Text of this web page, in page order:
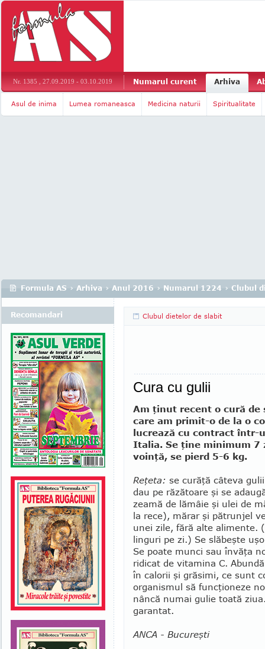
Nr. 1385 , 27.09.2019 - 03.10.2019 Numarul curent Arhiva
Asul de inima Lumea romaneasca Medicina naturii Spiritualitate
Formula AS › Arhiva › Anul 2016 › Numarul 1224 › Clubul
Clubul dietelor de slabit
Cura cu gulii
Am ţinut recent o cură de
care am primit-o de la o
lucrează cu con­tract într-
Italia. Se ţine mi­nimum 7
voinţă, se pierd 5-6 kg.
Reţeta: se curăţă câteva
dau pe răzătoare şi se
zeamă de lămâie şi ulei de
la rece), mărar şi pătrunjel
unei zile, fără alte alimente.
linguri pe zi.) Se slă­beşte
Se poate munci sau învăţa
ridicat de vita­mina C.
în calorii şi gră­simi, ce sunt
organismul să func­ţio­neze
nâncă numai gulie toată
garan­tat.
ANCA - Bucureşti
Recomandari